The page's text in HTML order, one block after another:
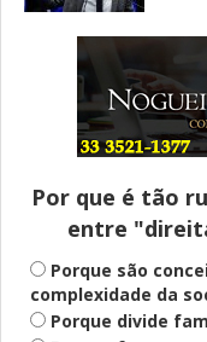
Pix
e
Por que é tão
entre
Porque são
complexidade da
Porque divide